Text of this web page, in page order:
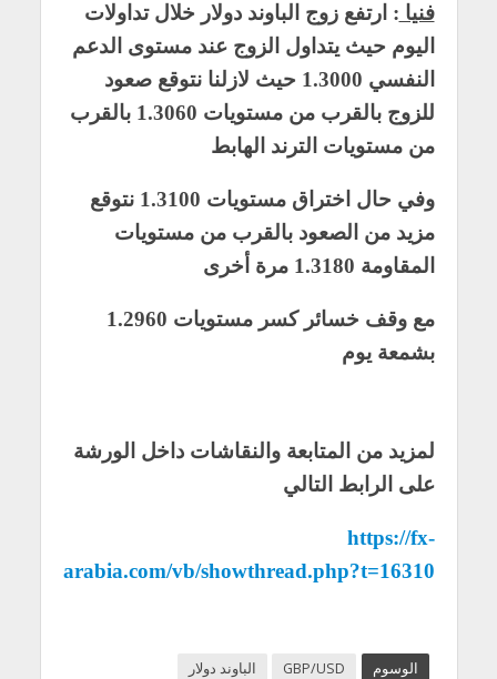
فنيا : ارتفع زوج الباوند دولار خلال تداولات
اليوم حيث يتداول الزوج عند مستوى الدعم
النفسي 1.3000 حيث لازلنا نتوقع صعود
للزوج بالقرب من مستويات 1.3060 بالقرب
من مستويات الترند الهابط
وفي حال اختراق مستويات 1.3100 نتوقع
مزيد من الصعود بالقرب من مستويات
المقاومة 1.3180 مرة أخرى
مع وقف خسائر كسر مستويات 1.2960
بشمعة يوم
لمزيد من المتابعة والنقاشات داخل الورشة
على الرابط التالي
https://fx-
arabia.com/vb/showthread.php?t=16310
الوسوم GBP/USD الباوند دولار